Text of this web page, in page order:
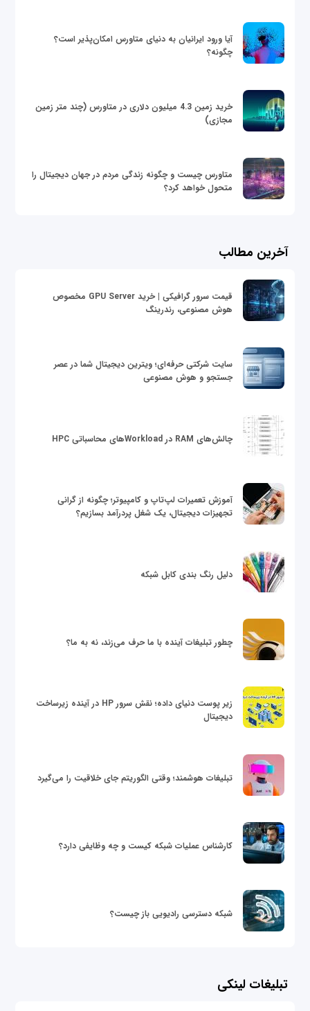
آیا ورود ایرانیان به دنیای متاورس امکان‌پذیر است؟
چگونه؟
خرید زمین 4.3 میلیون دلاری در متاورس (چند متر زمین
مجازی)
متاورس چیست و چگونه زندگی مردم در جهان دیجیتال را
متحول خواهد کرد؟
آخرین مطالب
قیمت سرور گرافیکی | خرید GPU Server مخصوص
هوش مصنوعی، رندرینگ
سایت شرکتی حرفه‌ای؛ ویترین دیجیتال شما در عصر
جستجو و هوش مصنوعی
چالش‌های RAM در Workloadهای محاسباتی HPC
آموزش تعمیرات لپ‌تاپ و کامپیوتر؛ چگونه از گرانی
تجهیزات دیجیتال، یک شغل پردرآمد بسازیم؟
دلیل رنگ بندی کابل شبکه
چطور تبلیغات آینده با ما حرف می‌زند، نه به ما؟
زیر پوست دنیای داده؛ نقش سرور HP در آینده زیرساخت
دیجیتال
تبلیغات هوشمند؛ وقتی الگوریتم جای خلاقیت را می‌گیرد
کارشناس عملیات شبکه کیست و چه وظایفی دارد؟
شبکه دسترسی رادیویی باز چیست؟
تبلیغات لینکی